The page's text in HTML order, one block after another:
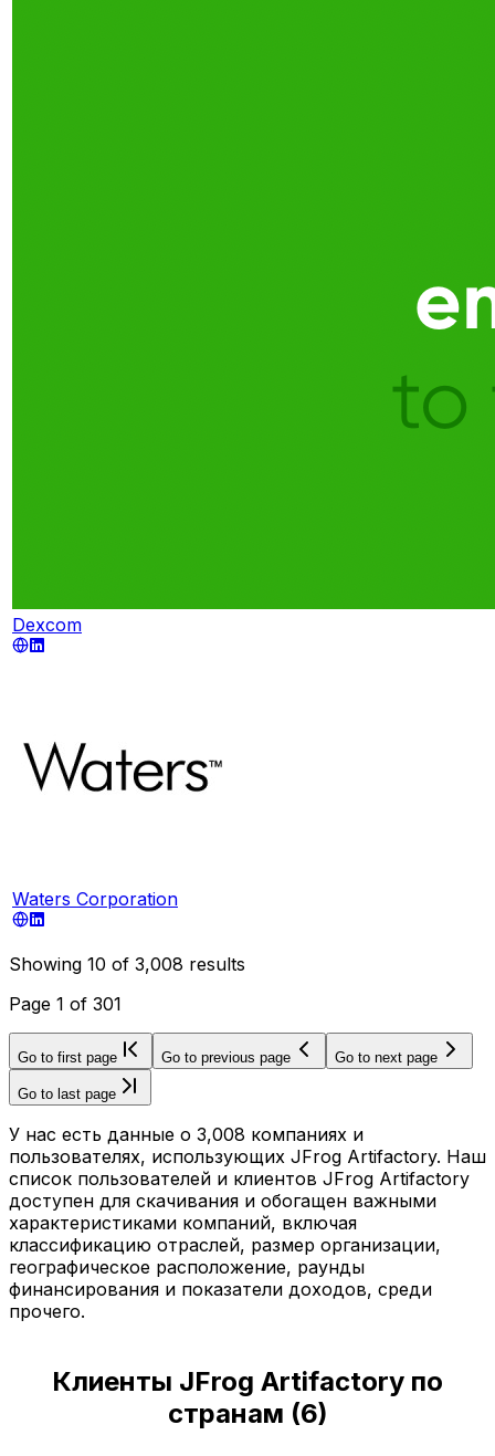
Dexcom
Waters Corporation
Showing 10 of 3,008 results
Page 1 of 301
Go to first page Go to previous page Go to next page
Go to last page
У нас есть данные о 3,008 компаниях и
пользователях, использующих JFrog Artifactory. Наш
список пользователей и клиентов JFrog Artifactory
доступен для скачивания и обогащен важными
характеристиками компаний, включая
классификацию отраслей, размер организации,
географическое расположение, раунды
финансирования и показатели доходов, среди
прочего.
Клиенты JFrog Artifactory по
странам (6)